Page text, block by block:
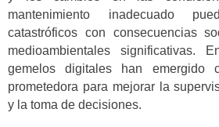
mantenimiento inadecuado
catastróficos con consecuencias
medioambientales significativas.
gemelos digitales han emergido
prometedora para mejorar la
y la toma de decisiones.